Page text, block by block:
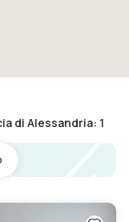
di Alessandria: 1